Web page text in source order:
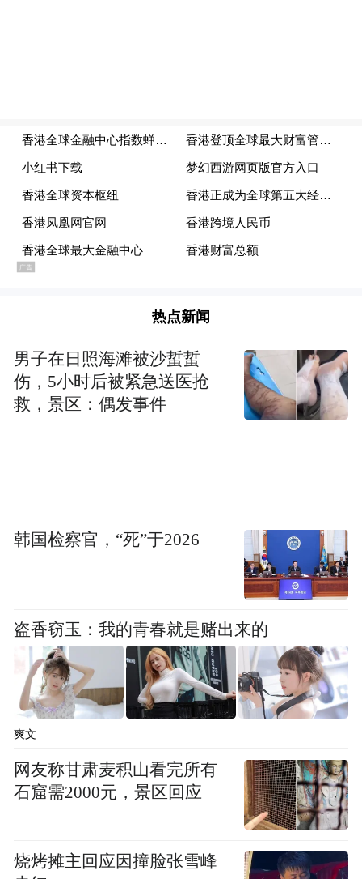
热点新闻
男子在日照海滩被沙蜇蜇
伤，5小时后被紧急送医抢
救，景区：偶发事件
韩国检察官，“死”于2026
盗香窃玉：我的青春就是赌出来的
爽文
网友称甘肃麦积山看完所有
石窟需2000元，景区回应
烧烤摊主回应因撞脸张雪峰